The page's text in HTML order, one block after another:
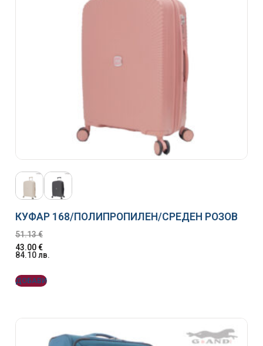
КУФАР 168/ПОЛИПРОПИЛЕН/СРЕДЕН РОЗОВ
51.13€
43.00€
84.10лв.
ДОБАВИ